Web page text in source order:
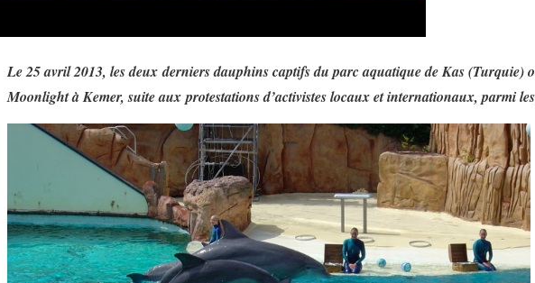
Le 25 avril 2013, les deux derniers dauphins captifs du parc aquatique de Kas (Turquie)
Moonlight à Kemer, suite aux protestations d’activistes locaux et internationaux, parmi